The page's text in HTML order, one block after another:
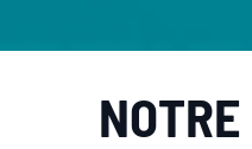
NOTRE